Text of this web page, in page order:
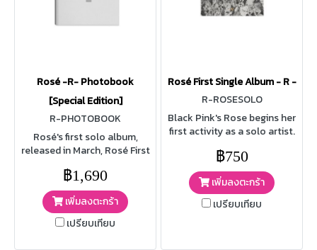
Rosé -R- Photobook
[Special Edition]
R-PHOTOBOOK
Rosé's first solo album,
released in March, Rosé First
commemorate the
breakthrough of the
cumulative sales of 500,000
copies for the first time in a
female solo album, Rosé -R-
฿1,690
เพิ่มลงตะกร้า
เปรียบเทียบ
Rosé First Single Album - R -
R-ROSESOLO
Black Pink's Rose begins her
first activity as a solo artist.
฿750
เพิ่มลงตะกร้า
เปรียบเทียบ